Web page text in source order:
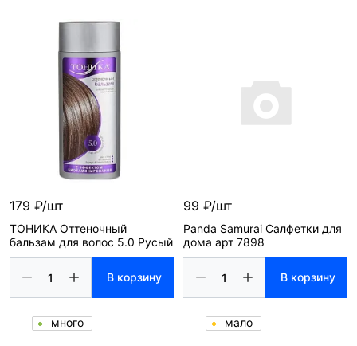
179 ₽/шт
ТОНИКА Оттеночный
бальзам для волос 5.0 Русый
В корзину
много
99 ₽/шт
Panda Samurai Салфетки для
дома арт 7898
В корзину
мало